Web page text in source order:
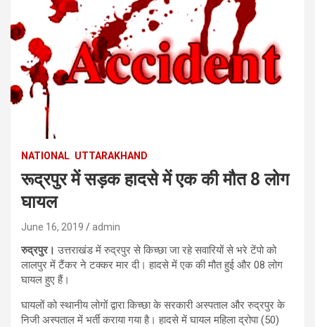
NATIONAL UTTARAKHAND
रूद्रपुर में सड़क हादसे में एक की मौत 8 लोग
घायल
June 16, 2019 admin
रुद्रपुर। उत्तराखंड में रुद्रपुर से किच्छा जा रहे सवारियों से भरे टेंपो को
लालपुर में टैंकर ने टक्कर मार दी। हादसे में एक की मौत हुई और 08 लोग
घायल हुए हैं।
घायलों को स्थानीय लोगों द्वारा किच्छा के सरकारी अस्पताल और रुद्रपुर के
निजी अस्पताल में भर्ती कराया गया है। हादसे में घायल महिला द्रोपा (50)